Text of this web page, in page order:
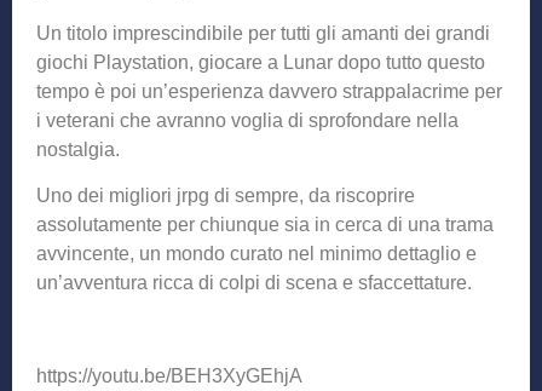
Un titolo imprescindibile per tutti gli amanti dei grandi
giochi Playstation, giocare a Lunar dopo tutto questo
tempo è poi un’esperienza davvero strappalacrime per
i veterani che avranno voglia di sprofondare nella
nostalgia.
Uno dei migliori jrpg di sempre, da riscoprire
assolutamente per chiunque sia in cerca di una trama
avvincente, un mondo curato nel minimo dettaglio e
un’avventura ricca di colpi di scena e sfaccettature.
https://youtu.be/BEH3XyGEhjA